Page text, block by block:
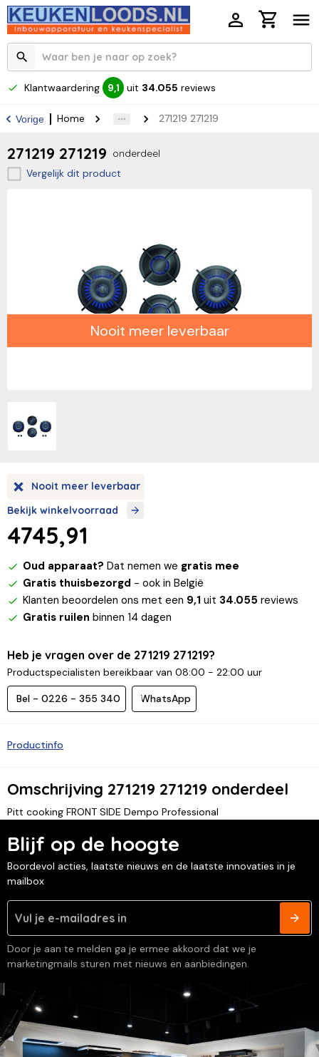
Klantwaardering 9,1 uit 34.055 reviews
Vorige Home 271219 271219
271219 271219 onderdeel
Vergelijk dit product
Nooit meer leverbaar
Nooit meer leverbaar
Bekijk winkelvoorraad
4745,91
Oud apparaat? Dat nemen we gratis mee
Gratis thuisbezorgd - ook in België
Klanten beoordelen ons met een 9,1 uit 34.055 reviews
Gratis ruilen binnen 14 dagen
Heb je vragen over de 271219 271219?
Productspecialisten bereikbaar van 08:00 - 22:00 uur
Bel - 0226 - 355 340 WhatsApp
Productinfo
Omschrijving 271219 271219 onderdeel
Pitt cooking FRONT SIDE Dempo Professional
Blijf op de hoogte
Boordevol acties, laatste nieuws en de laatste innovaties in je
mailbox
Door je aan te melden ga je ermee akkoord dat we je
marketingmails sturen met nieuws en aanbiedingen.